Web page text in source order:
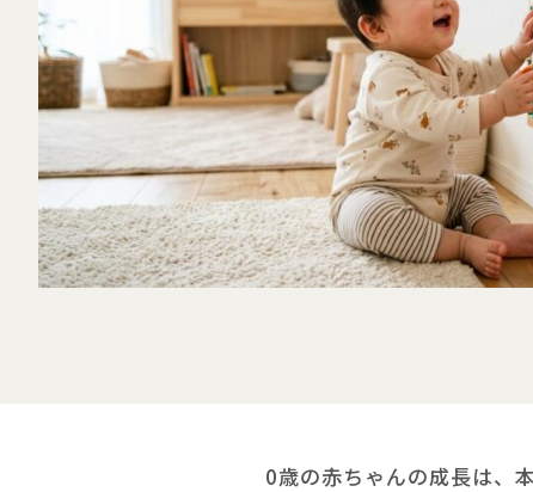
おもちゃの選定ポイント
年齢別おもちゃ一覧
ご利用の流れ
コース一覧・料金
お客様の声
知育の
Toysub!
マイペー
大型ベビー用品もレンタル
0歳の赤ちゃんの成長は、